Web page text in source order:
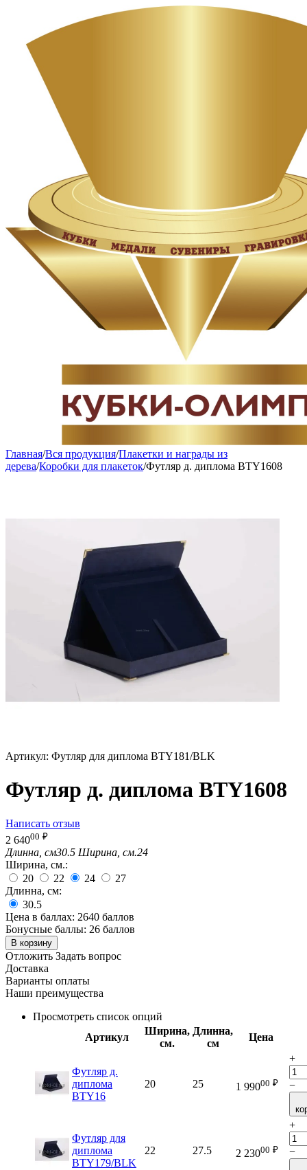
Главная/Вся продукция/Плакетки и награды из
дерева/Коробки для плакеток/Футляр д. диплома BTY1608
Артикул: Футляр для диплома BTY181/BLK
Футляр д. диплома BTY1608
Написать отзыв
2 64000 ₽
Длинна, см30.5 Ширина, см.24
Ширина, см.:
20
22 24
27
Длинна, см:
30.5
Цена в баллах: 2640 баллов
Бонусные баллы: 26 баллов
В корзину
Отложить Задать вопрос
Доставка
Варианты оплаты
Наши преимущества
Просмотреть список опций
Артикул
Ширина,
см.
Длинна,
см
Цена
Футляр д.
диплома
BTY16
20 25 1 99000 ₽
+
−
Футляр для
диплома
BTY179/BLK
22 27.5 2 23000 ₽
+
−